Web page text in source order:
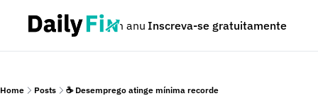
Podcast Seja um anunciante Dúvidas
Inscreva-se gratuitamente
Home Posts ☕ Desemprego atinge mínima recorde